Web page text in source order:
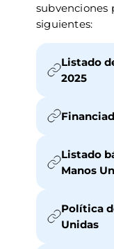
subvenciones
siguientes:
Listado
2025
Listado
Manos
Política
Unidas